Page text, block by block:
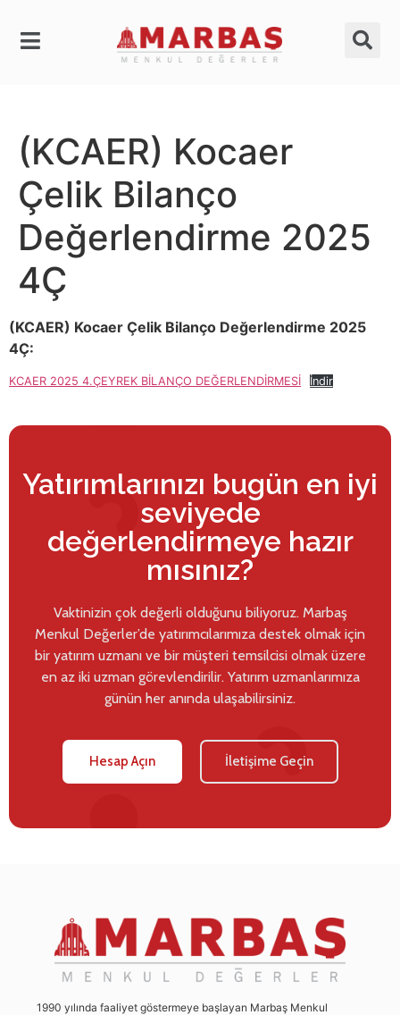
(KCAER) Kocaer
Çelik Bilanço
Değerlendirme 2025
4Ç
(KCAER) Kocaer Çelik Bilanço Değerlendirme 2025
4Ç:
KCAER 2025 4.ÇEYREK BİLANÇO DEĞERLENDİRMESİ İndir
Yatırımlarınızı bugün en iyi
seviyede
değerlendirmeye hazır
mısınız?
Vaktinizin çok değerli olduğunu biliyoruz. Marbaş
Menkul Değerler’de yatırımcılarımıza destek olmak için
bir yatırım uzmanı ve bir müşteri temsilcisi olmak üzere
en az iki uzman görevlendirilir. Yatırım uzmanlarımıza
günün her anında ulaşabilirsiniz.
Hesap Açın İletişime Geçin
1990 yılında faaliyet göstermeye başlayan Marbaş Menkul